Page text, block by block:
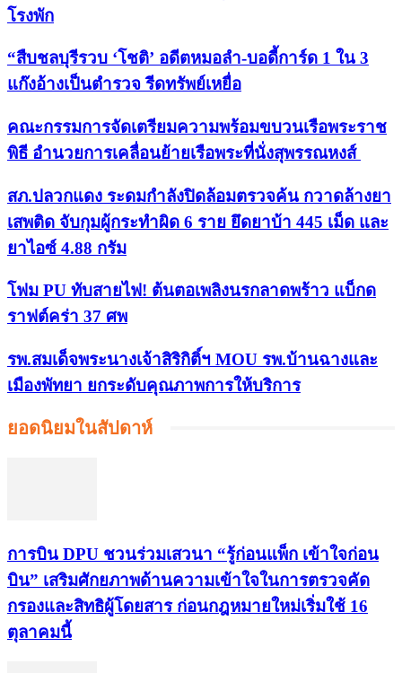
โรงพัก
“สืบชลบุรีรวบ ‘โชติ’ อดีตหมอลำ-บอดี้การ์ด 1 ใน 3
แก๊งอ้างเป็นตำรวจ รีดทรัพย์เหยื่อ
คณะกรรมการจัดเตรียมความพร้อมขบวนเรือพระราช
พิธี อำนวยการเคลื่อนย้ายเรือพระที่นั่งสุพรรณหงส์
สภ.ปลวกแดง ระดมกำลังปิดล้อมตรวจค้น กวาดล้างยา
เสพติด จับกุมผู้กระทำผิด 6 ราย ยึดยาบ้า 445 เม็ด และ
ยาไอซ์ 4.88 กรัม
โฟม PU ทับสายไฟ! ต้นตอเพลิงนรกลาดพร้าว แบ็กด
ราฟต์คร่า 37 ศพ
รพ.สมเด็จพระนางเจ้าสิริกิติ์ฯ MOU รพ.บ้านฉางและ
เมืองพัทยา ยกระดับคุณภาพการให้บริการ
ยอดนิยมในสัปดาห์
การบิน DPU ชวนร่วมเสวนา “รู้ก่อนแพ็ก เข้าใจก่อน
บิน” เสริมศักยภาพด้านความเข้าใจในการตรวจคัด
กรองและสิทธิผู้โดยสาร ก่อนกฎหมายใหม่เริ่มใช้ 16
ตุลาคมนี้